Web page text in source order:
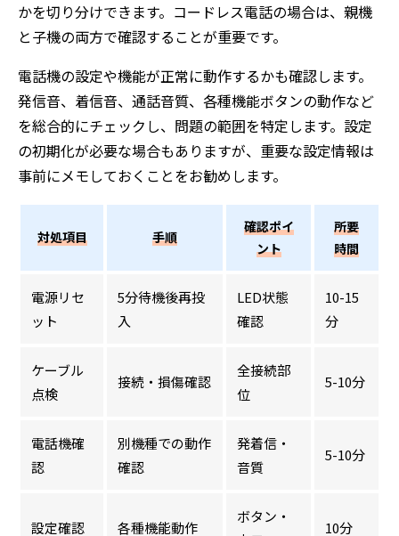
かを切り分けできます。コードレス電話の場合は、親機
と子機の両方で確認することが重要です。
電話機の設定や機能が正常に動作するかも確認します。
発信音、着信音、通話音質、各種機能ボタンの動作など
を総合的にチェックし、問題の範囲を特定します。設定
の初期化が必要な場合もありますが、重要な設定情報は
事前にメモしておくことをお勧めします。
対処項目 手順
確認ポイ
ント
所要
時間
電源リセ
ット
5分待機後再投
入
LED状態
確認
10-15
分
ケーブル
点検
接続・損傷確認
全接続部
位
5-10分
電話機確
認
別機種での動作
確認
発着信・
音質
5-10分
設定確認 各種機能動作
ボタン・
10分